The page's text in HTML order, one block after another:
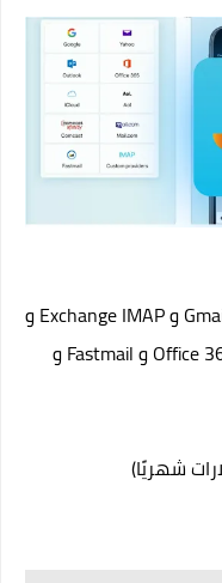
خدمات البريد الإلكتروني المدعومة: Gmail و Exchange IMAP و
Yahoo و Outlook و iCloud و AOL و Office 365 و Fastmail و